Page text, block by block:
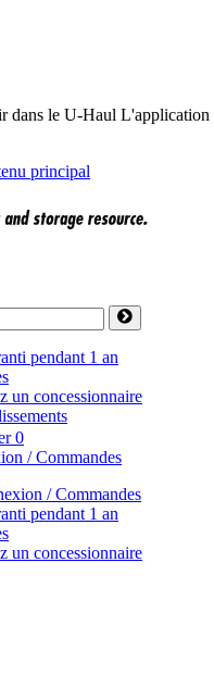
dans le U-Haul L'application
principal
pendant 1 an
un concessionnaire
0
/ Commandes
/ Commandes
pendant 1 an
un concessionnaire